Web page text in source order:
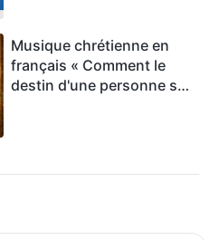
Musique chrétienne en
français « Comment le
destin d'une personne se